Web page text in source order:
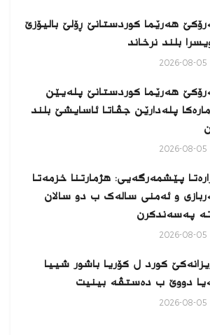
هەرێما کوردستانێ ڕۆلێ بالیۆزێ
بلند نرخاند
هەرێما کوردستانێ پلەیێن
پلەدارێن جڤاتا ئاسایشێ بلند
پێشمەرگەیی: هژمارتنا خزمەتا
و ئەمنی سالەک ب دو سالان
پەسەندكرن
کورد ل کۆریا باشور شییا
دووێ ب دەستڤە بینیت